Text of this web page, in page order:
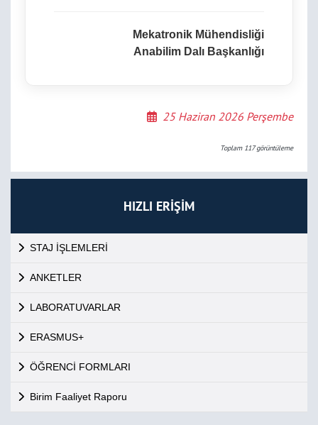
HIZLI ERİŞİM
STAJ İŞLEMLERİ
ANKETLER
LABORATUVARLAR
ERASMUS+
ÖĞRENCİ FORMLARI
Birim Faaliyet Raporu
Mekatronik Mühendisliği
Anabilim Dalı Başkanlığı
25 Haziran 2026 Perşembe
Toplam 117görüntüleme